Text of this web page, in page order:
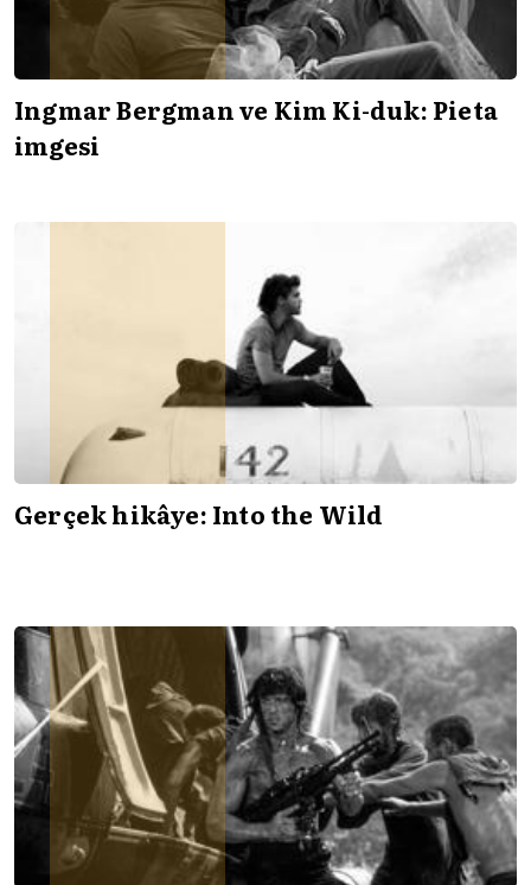
Ingmar Bergman ve Kim Ki-duk: Pieta
imgesi
Gerçek hikâye: Into the Wild